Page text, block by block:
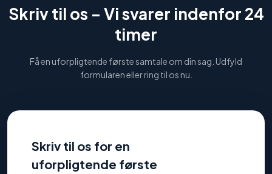
Skriv til os – Vi svarer indenfor 24
timer
Få en uforpligtende første samtale om din sag. Udfyld
formularen eller ring til os nu.
Skriv til os for en
uforpligtende første